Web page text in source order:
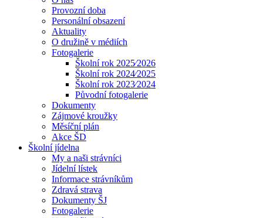
Provozní doba
Personální obsazení
Aktuality
O družině v médiích
Fotogalerie
Školní rok 2025⁄2026
Školní rok 2024⁄2025
Školní rok 2023⁄2024
Původní fotogalerie
Dokumenty
Zájmové kroužky
Měsíční plán
Akce ŠD
Školní jídelna
My a naši strávníci
Jídelní lístek
Informace strávníkům
Zdravá strava
Dokumenty ŠJ
Fotogalerie